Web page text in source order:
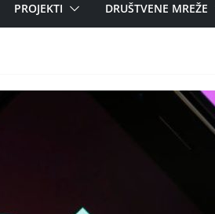
PROJEKTI DRUŠTVENE MREŽE